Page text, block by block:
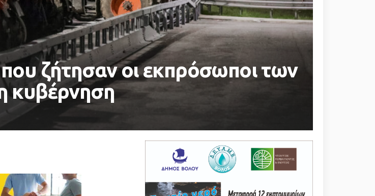
ζήτησαν οι εκπρόσωποι των
κυβέρνηση